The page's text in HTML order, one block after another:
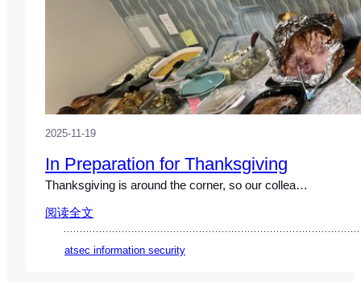
2025-11-19
In Preparation for Thanksgiving
Thanksgiving is around the corner, so our collea…
阅读全文
atsec information security